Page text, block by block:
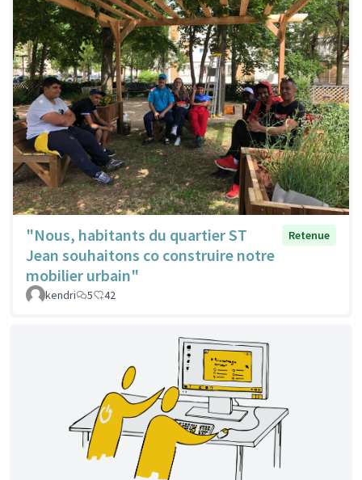
"Nous, habitants du quartier ST
Jean souhaitons co construire notre
mobilier urbain"
Retenue
kendri 5 42